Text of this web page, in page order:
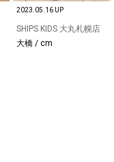
2023.05.16 UP
SHIPS KIDS 大丸札幌店
大橋 / cm